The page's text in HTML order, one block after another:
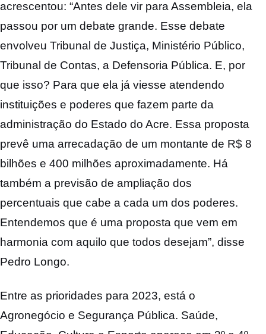
acrescentou: “Antes dele vir para Assembleia, ela
passou por um debate grande. Esse debate
envolveu Tribunal de Justiça, Ministério Público,
Tribunal de Contas, a Defensoria Pública. E, por
que isso? Para que ela já viesse atendendo
instituições e poderes que fazem parte da
administração do Estado do Acre. Essa proposta
prevê uma arrecadação de um montante de R$ 8
bilhões e 400 milhões aproximadamente. Há
também a previsão de ampliação dos
percentuais que cabe a cada um dos poderes.
Entendemos que é uma proposta que vem em
harmonia com aquilo que todos desejam”, disse
Pedro Longo.
Entre as prioridades para 2023, está o
Agronegócio e Segurança Pública. Saúde,